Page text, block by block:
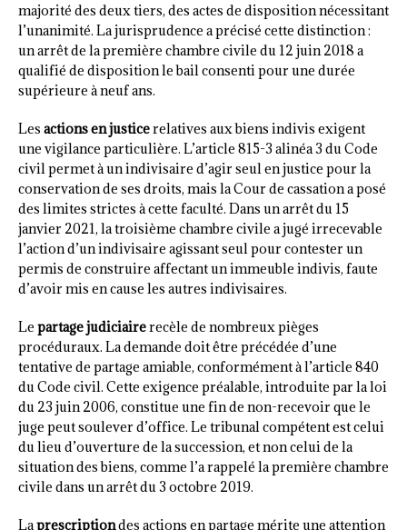
majorité des deux tiers, des actes de disposition nécessitant
l’unanimité. La jurisprudence a précisé cette distinction :
un arrêt de la première chambre civile du 12 juin 2018 a
qualifié de disposition le bail consenti pour une durée
supérieure à neuf ans.
Les actions en justicerelatives aux biens indivis exigent
une vigilance particulière. L’article 815-3 alinéa 3 du Code
civil permet à un indivisaire d’agir seul en justice pour la
conservation de ses droits, mais la Cour de cassation a posé
des limites strictes à cette faculté. Dans un arrêt du 15
janvier 2021, la troisième chambre civile a jugé irrecevable
l’action d’un indivisaire agissant seul pour contester un
permis de construire affectant un immeuble indivis, faute
d’avoir mis en cause les autres indivisaires.
Le partage judiciairerecèle de nombreux pièges
procéduraux. La demande doit être précédée d’une
tentative de partage amiable, conformément à l’article 840
du Code civil. Cette exigence préalable, introduite par la loi
du 23 juin 2006, constitue une fin de non-recevoir que le
juge peut soulever d’office. Le tribunal compétent est celui
du lieu d’ouverture de la succession, et non celui de la
situation des biens, comme l’a rappelé la première chambre
civile dans un arrêt du 3 octobre 2019.
Laprescriptiondes actions en partage mérite une attention